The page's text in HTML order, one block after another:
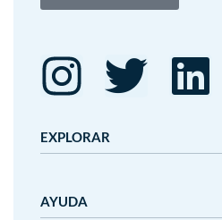
EXPLORAR
Gaudí
AYUDA